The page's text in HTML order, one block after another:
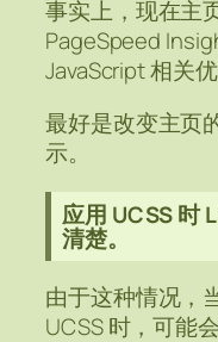
事实上，现在主
PageSpeed
JavaScript 相关
最好是改变主页
示。
应用 UCSS 时
清楚。
由于这种情况，
UCSS 时，可能